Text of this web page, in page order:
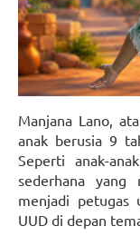
Manjana Lano,
anak berusia 9
Seperti anak-
sederhana yang
menjadi petugas
UUD di depan